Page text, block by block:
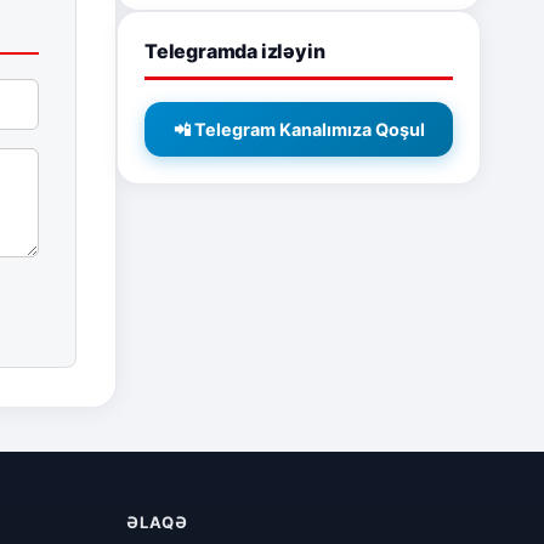
Telegramda izləyin
📲 Telegram Kanalımıza Qoşul
ƏLAQƏ